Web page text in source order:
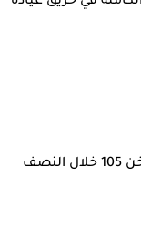
الصحة: ارتفاع الإقبال على الخط الساخن 105 خلال النصف